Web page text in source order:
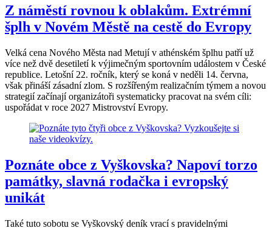
Z náměstí rovnou k oblakům. Extrémní
šplh v Novém Městě na cestě do Evropy
Velká cena Nového Města nad Metují v athénském šplhu patří už
více než dvě desetiletí k výjimečným sportovním událostem v České
republice. Letošní 22. ročník, který se koná v neděli 14. června,
však přináší zásadní zlom. S rozšířeným realizačním týmem a novou
strategií začínají organizátoři systematicky pracovat na svém cíli:
uspořádat v roce 2027 Mistrovství Evropy.
Poznáte obce z Vyškovska? Napoví torzo
památky, slavná rodačka i evropský
unikát
Také tuto sobotu se Vyškovský deník vrací s pravidelnými